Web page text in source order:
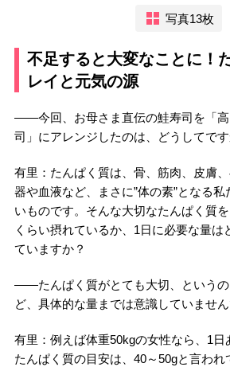
写真13枚
不足すると大変なことに！
レイと元気の源
――今回、お母さま直伝の鮭寿司を「
司」にアレンジしたのは、どうしてです
有里：たんぱく質は、骨、筋肉、皮膚
器や血液など、まさに”体の素”となる
いものです。そんな大切なたんぱく質
くらい摂れているか、1日に必要な量は
ていますか？
――たんぱく質がとても大切、というの
ど、具体的な量までは意識していませ
有里：例えば体重50kgの女性なら、1日
たんぱく質の目安は、40～50gと言われ